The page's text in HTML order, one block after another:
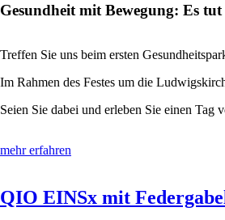
Gesundheit mit Bewegung: Es
Treffen Sie uns beim ersten
Im Rahmen des Festes um die
Seien Sie dabei und erleben Sie einen
mehr erfahren
QIO EINSx mit